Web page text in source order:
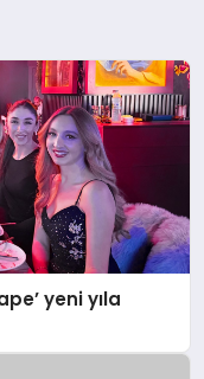
yeni yıla